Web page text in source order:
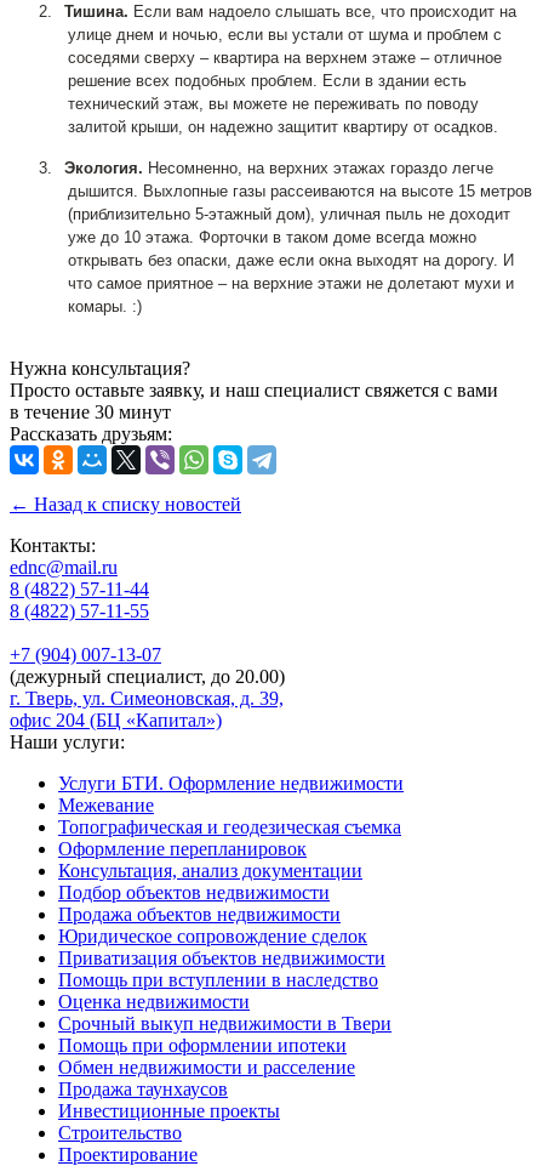
2. Тишина. Если вам надоело слышать все, что происходит на
улице днем и ночью, если вы устали от шума и проблем с
соседями сверху – квартира на верхнем этаже – отличное
решение всех подобных проблем. Если в здании есть
технический этаж, вы можете не переживать по поводу
залитой крыши, он надежно защитит квартиру от осадков.
3. Экология. Несомненно, на верхних этажах гораздо легче
дышится. Выхлопные газы рассеиваются на высоте 15 метров
(приблизительно 5-этажный дом), уличная пыль не доходит
уже до 10 этажа. Форточки в таком доме всегда можно
открывать без опаски, даже если окна выходят на дорогу. И
что самое приятное – на верхние этажи не долетают мухи и
комары. :)
Нужна консультация?
Просто оставьте заявку, и наш специалист свяжется с вами
в течение 30 минут
Рассказать друзьям:
← Назад к списку новостей
Контакты:
ednc@mail.ru
8 (4822) 57-11-44
8 (4822) 57-11-55
+7 (904) 007-13-07
(дежурный специалист, до 20.00)
г. Тверь, ул. Симеоновская, д. 39,
офис 204 (БЦ «Капитал»)
Наши услуги:
Услуги БТИ. Оформление недвижимости
Межевание
Топографическая и геодезическая съемка
Оформление перепланировок
Консультация, анализ документации
Подбор объектов недвижимости
Продажа объектов недвижимости
Юридическое сопровождение сделок
Приватизация объектов недвижимости
Помощь при вступлении в наследство
Оценка недвижимости
Срочный выкуп недвижимости в Твери
Помощь при оформлении ипотеки
Обмен недвижимости и расселение
Продажа таунхаусов
Инвестиционные проекты
Строительство
Проектирование